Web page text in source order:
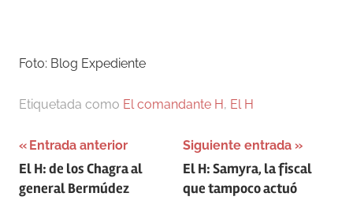
Foto: Blog Expediente
Etiquetada como El comandante H, El H
Navegación
de
Entrada anterior
El H: de los Chagra al
general Bermúdez
Siguiente entrada
El H: Samyra, la fiscal
que tampoco actuó